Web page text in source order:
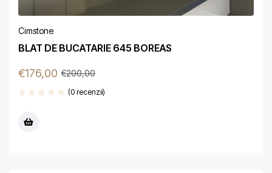
Cimstone
BLAT DE BUCATARIE 645 BOREAS
€200,00
€176,00
(0 recenzii)